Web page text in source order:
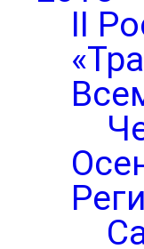
II